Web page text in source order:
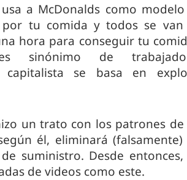
a McDonalds como
por tu comida y todos se
hora para conseguir tu
sinónimo de
capitalista se basa en
un trato con los patrones de
él, eliminará (falsamente)
suministro. Desde entonces,
de videos como este.